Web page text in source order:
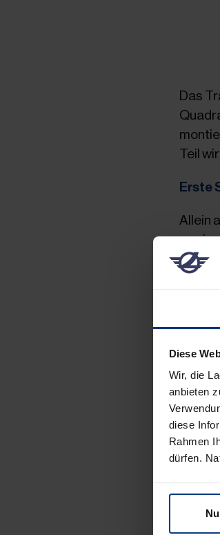
Diese
Wir, die
anbieten
diese
Rahmen
dürfen.
Das
Teil
Erste
Allein
zu
Dach
und
von
zu